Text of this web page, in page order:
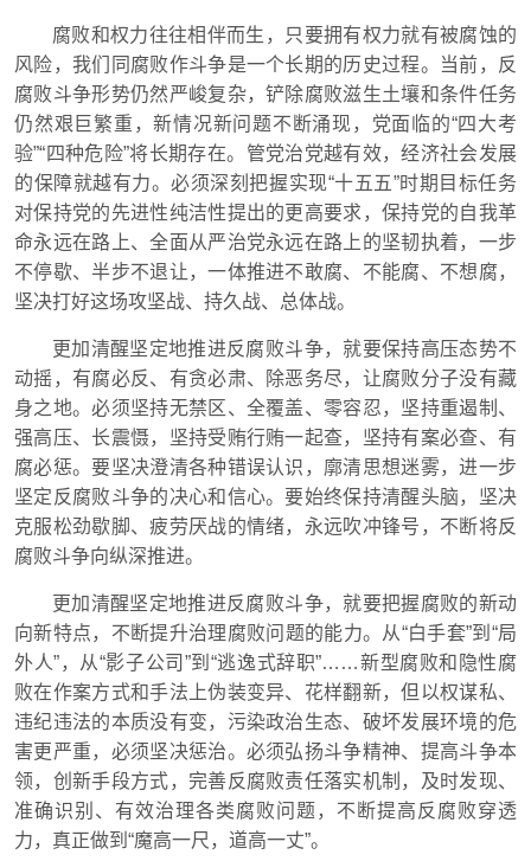
腐败和权力往往相伴而生，只要拥有权力就有被腐蚀的
风险，我们同腐败作斗争是一个长期的历史过程。当前，反
腐败斗争形势仍然严峻复杂，铲除腐败滋生土壤和条件任务
仍然艰巨繁重，新情况新问题不断涌现，党面临的“四大考
验”“四种危险”将长期存在。管党治党越有效，经济社会发展
的保障就越有力。必须深刻把握实现“十五五”时期目标任务
对保持党的先进性纯洁性提出的更高要求，保持党的自我革
命永远在路上、全面从严治党永远在路上的坚韧执着，一步
不停歇、半步不退让，一体推进不敢腐、不能腐、不想腐，
坚决打好这场攻坚战、持久战、总体战。
更加清醒坚定地推进反腐败斗争，就要保持高压态势不
动摇，有腐必反、有贪必肃、除恶务尽，让腐败分子没有藏
身之地。必须坚持无禁区、全覆盖、零容忍，坚持重遏制、
强高压、长震慑，坚持受贿行贿一起查，坚持有案必查、有
腐必惩。要坚决澄清各种错误认识，廓清思想迷雾，进一步
坚定反腐败斗争的决心和信心。要始终保持清醒头脑，坚决
克服松劲歇脚、疲劳厌战的情绪，永远吹冲锋号，不断将反
腐败斗争向纵深推进。
更加清醒坚定地推进反腐败斗争，就要把握腐败的新动
向新特点，不断提升治理腐败问题的能力。从“白手套”到“局
外人”，从“影子公司”到“逃逸式辞职”……新型腐败和隐性腐
败在作案方式和手法上伪装变异、花样翻新，但以权谋私、
违纪违法的本质没有变，污染政治生态、破坏发展环境的危
害更严重，必须坚决惩治。必须弘扬斗争精神、提高斗争本
领，创新手段方式，完善反腐败责任落实机制，及时发现、
准确识别、有效治理各类腐败问题，不断提高反腐败穿透
力，真正做到“魔高一尺，道高一丈”。